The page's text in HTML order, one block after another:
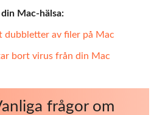
Mac-hälsa:
dubbletter av filer på Mac
bort virus från din Mac
frågor om